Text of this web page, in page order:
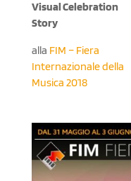
Visual Celebration
Story
alla FIM – Fiera
Internazionale della
Musica 2018